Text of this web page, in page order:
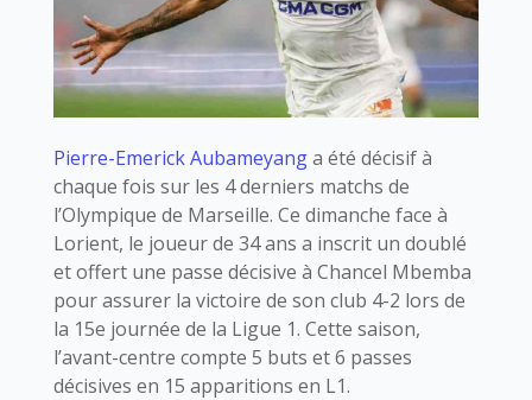
Pierre-Emerick Aubameyanga été décisif à
chaque fois sur les 4 derniers matchs de
l’Olympique de Marseille. Ce dimanche face à
Lorient, le joueur de 34 ans a inscrit un doublé
et offert une passe décisive à Chancel Mbemba
pour assurer la victoire de son club 4-2 lors de
la 15e journée de la Ligue 1. Cette saison,
l’avant-centre compte 5 buts et 6 passes
décisives en 15 apparitions en L1.